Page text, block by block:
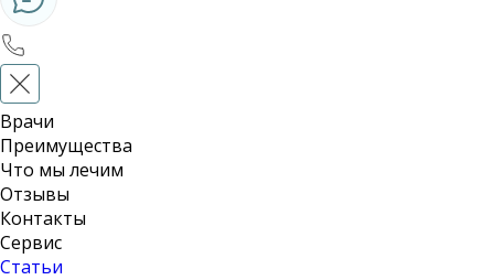
Врачи
Преимущества
Что мы лечим
Отзывы
Контакты
Сервис
Статьи